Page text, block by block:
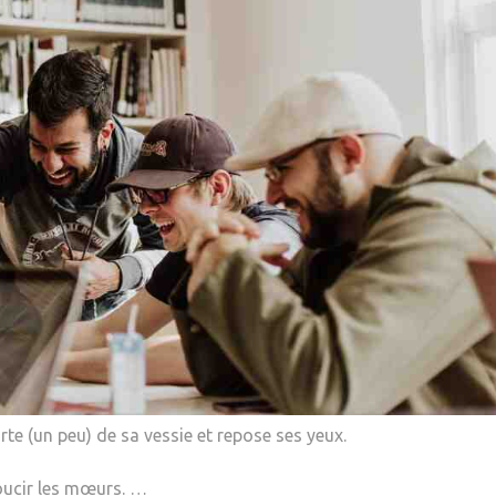
(un peu) de sa vessie et repose ses yeux.
les mœurs. …